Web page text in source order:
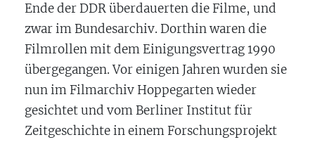
Ende der DDR überdauerten die Filme, und
zwar im Bundesarchiv. Dorthin waren die
Filmrollen mit dem Einigungsvertrag 1990
übergegangen. Vor einigen Jahren wurden sie
nun im Filmarchiv Hoppegarten wieder
gesichtet und vom Berliner Institut für
Zeitgeschichte in einem Forschungsprojekt